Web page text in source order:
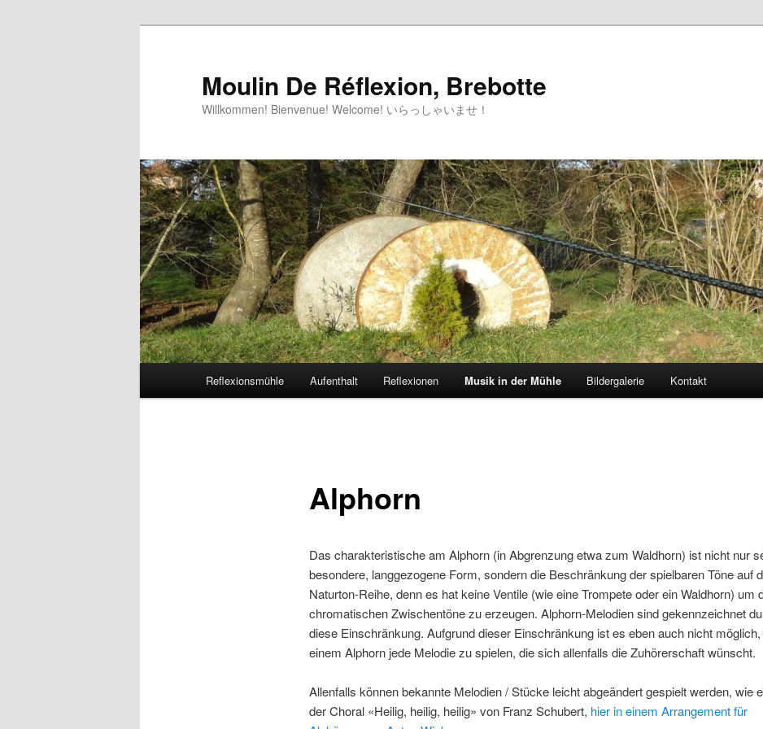
Moulin De Réflexion, Brebotte
Willkommen! Bienvenue! Welcome! いらっしゃいませ！
Reflexionsmühle Aufenthalt Reflexionen Musik in der Mühle Bildergalerie Kontakt
Alphorn
Das charakteristische am Alphorn (in Abgrenzung etwa zum Waldhorn) ist nicht nur
besondere, langgezogene Form, sondern die Beschränkung der spielbaren Töne auf
Naturton-Reihe, denn es hat keine Ventile (wie eine Trompete oder ein Waldhorn) um
chromatischen Zwischentöne zu erzeugen. Alphorn-Melodien sind gekennzeichnet
diese Einschränkung. Aufgrund dieser Einschränkung ist es eben auch nicht
einem Alphorn jede Melodie zu spielen, die sich allenfalls die Zuhörerschaft wünscht.
Allenfalls können bekannte Melodien / Stücke leicht abgeändert gespielt werden, wie
der Choral «Heilig, heilig, heilig» von Franz Schubert, hier in einem Arrangement für